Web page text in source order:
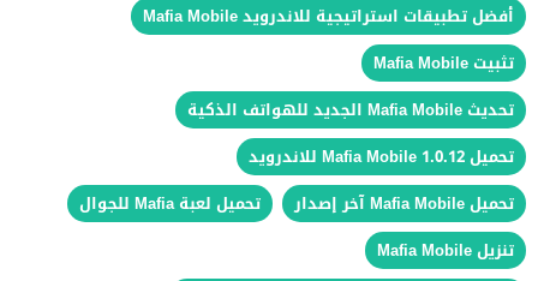
أفضل تطبيقات استراتيجية للاندرويد Mafia Mobile
تثبيت Mafia Mobile
تحديث Mafia Mobile الجديد للهواتف الذكية
تحميل Mafia Mobile 1.0.12 للاندرويد
تحميل Mafia Mobile آخر إصدار
تحميل لعبة Mafia للجوال
تنزيل Mafia Mobile